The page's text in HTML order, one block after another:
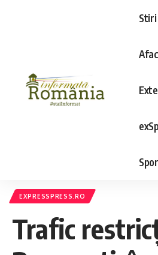
Stiri
exSp
EXPRESSPRESS.RO
Trafic